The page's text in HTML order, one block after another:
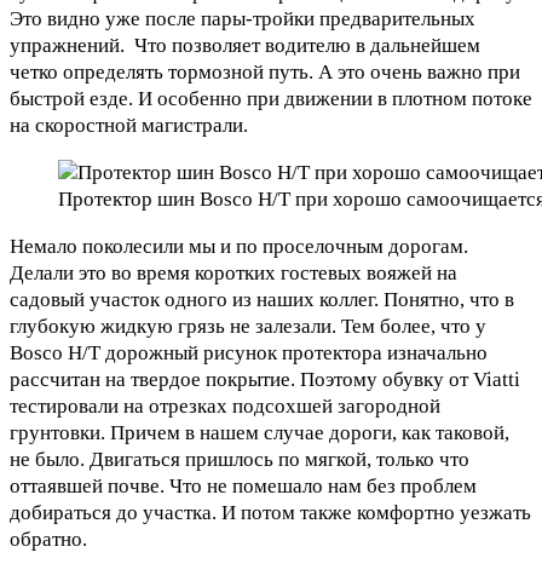
Это видно уже после пары-тройки предварительных
упражнений. Что позволяет водителю в дальнейшем
четко определять тормозной путь. А это очень важно при
быстрой езде. И особенно при движении в плотном потоке
на скоростной магистрали.
Протектор шин Bosco H/T при хорошо
Немало поколесили мы и по проселочным дорогам.
Делали это во время коротких гостевых вояжей на
садовый участок одного из наших коллег. Понятно, что в
глубокую жидкую грязь не залезали. Тем более, что у
Bosco H/T дорожный рисунок протектора изначально
рассчитан на твердое покрытие. Поэтому обувку от Viatti
тестировали на отрезках подсохшей загородной
грунтовки. Причем в нашем случае дороги, как таковой,
не было. Двигаться пришлось по мягкой, только что
оттаявшей почве. Что не помешало нам без проблем
добираться до участка. И потом также комфортно уезжать
обратно.